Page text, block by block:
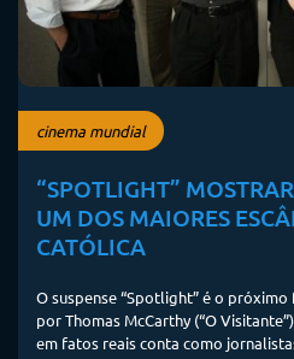
cinema mundial
“SPOTLIGHT”
UM DOS MAIORES
CATÓLICA
O suspense “Spotlight” é o
por Thomas McCarthy (“O
em fatos reais conta como